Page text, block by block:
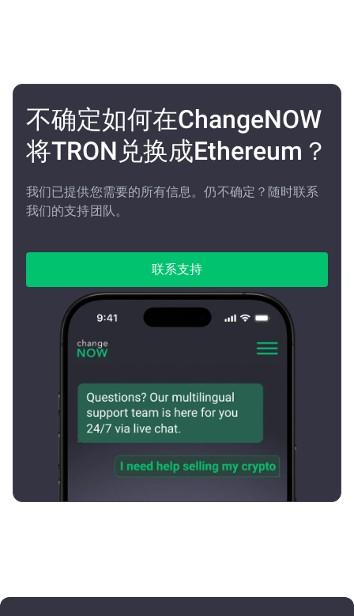
不确定如何在ChangeNOW
将TRON兑换成Ethereum？
我们已提供您需要的所有信息。仍不确定？随时联系
我们的支持团队。
联系支持